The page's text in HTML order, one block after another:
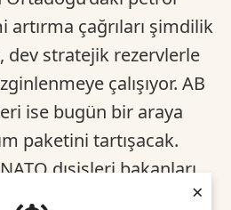
×
çağrıları şimdilik
dev stratejik rezervlerle
çalışıyor. AB
ise bugün bir araya
paketini tartışacak.
dışişleri bakanları
5. yaptırım